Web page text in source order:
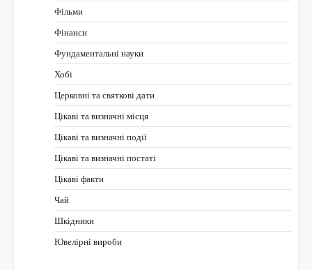
Фільми
Фінанси
Фундаментальні науки
Хобі
Церковні та святкові дати
Цікаві та визначні місця
Цікаві та визначні події
Цікаві та визначні постаті
Цікаві факти
Чай
Шкідники
Ювелірні вироби